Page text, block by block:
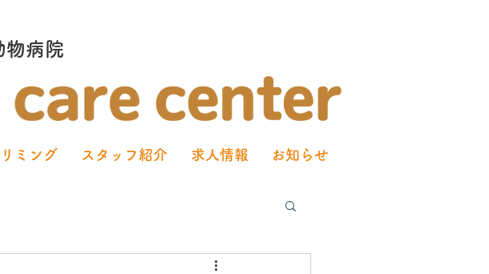
物病院
リミング スタッフ紹介 求人情報 お知らせ